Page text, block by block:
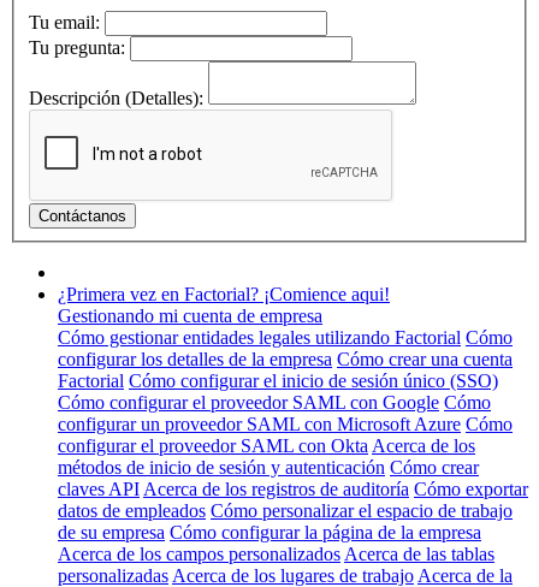
Tu email:
Tu pregunta:
Descripción (Detalles):
¿Primera vez en Factorial? ¡Comience aqui!
Gestionando mi cuenta de empresa
Cómo gestionar entidades legales utilizando Factorial Cómo
configurar los detalles de la empresa Cómo crear una cuenta
Factorial Cómo configurar el inicio de sesión único (SSO)
Cómo configurar el proveedor SAML con Google Cómo
configurar un proveedor SAML con Microsoft Azure Cómo
configurar el proveedor SAML con Okta Acerca de los
métodos de inicio de sesión y autenticación Cómo crear
claves API Acerca de los registros de auditoría Cómo exportar
datos de empleados Cómo personalizar el espacio de trabajo
de su empresa Cómo configurar la página de la empresa
Acerca de los campos personalizados Acerca de las tablas
personalizadas Acerca de los lugares de trabajo Acerca de la